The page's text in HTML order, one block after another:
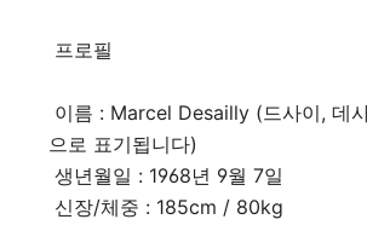
프로필
이름 : Marcel Desailly (드사이, 데
으로 표기됩니다)
생년월일 : 1968년 9월 7일
신장/체중 : 185cm / 80kg